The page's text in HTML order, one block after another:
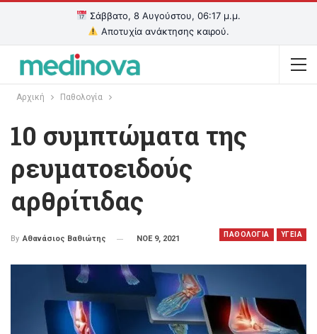
Σάββατο, 8 Αυγούστου, 06:17 μ.μ.
Αποτυχία ανάκτησης καιρού.
Αρχική Παθολογία
10 συμπτώματα της
ρευματοειδούς
αρθρίτιδας
ΠΑΘΟΛΟΓΙΑ ΥΓΕΙΑ
By Αθανάσιος Βαθιώτης ΝΟΕ 9, 2021